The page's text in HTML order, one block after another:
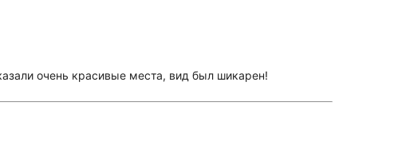
очень красивые места, вид был шикарен!